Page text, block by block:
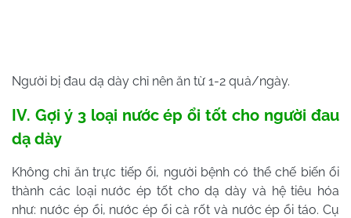
Người bị đau dạ dày chỉ nên ăn từ 1-2 quả/ngày.
IV. Gợi ý 3 loại nước ép ổi tốt cho người đau
dạ dày
Không chỉ ăn trực tiếp ổi, người bệnh có thể chế biến ổi
thành các loại nước ép tốt cho dạ dày và hệ tiêu hóa
như: nước ép ổi, nước ép ổi cà rốt và nước ép ổi táo. Cụ